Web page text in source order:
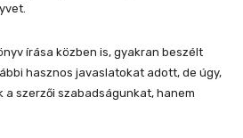
írása közben is, gyakran beszélt
hasznos javaslatokat adott, de úgy,
a szerzői szabadságunkat, hanem